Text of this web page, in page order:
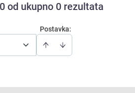
od ukupno 0 rezultata
Postavka: